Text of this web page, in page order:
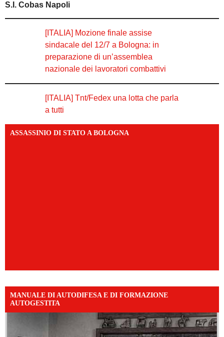
S.I. Cobas Napoli
[ITALIA] Mozione finale assise
sindacale del 12/7 a Bologna: in
preparazione di un’assemblea
nazionale dei lavoratori combattivi
[ITALIA] Tnt/Fedex una lotta che parla
a tutti
ASSASSINIO DI STATO A BOLOGNA
MANUALE DI AUTODIFESA E DI FORMAZIONE
AUTOGESTITA